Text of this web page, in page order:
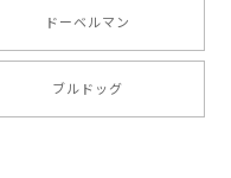
ドーベルマン
ブルドッグ